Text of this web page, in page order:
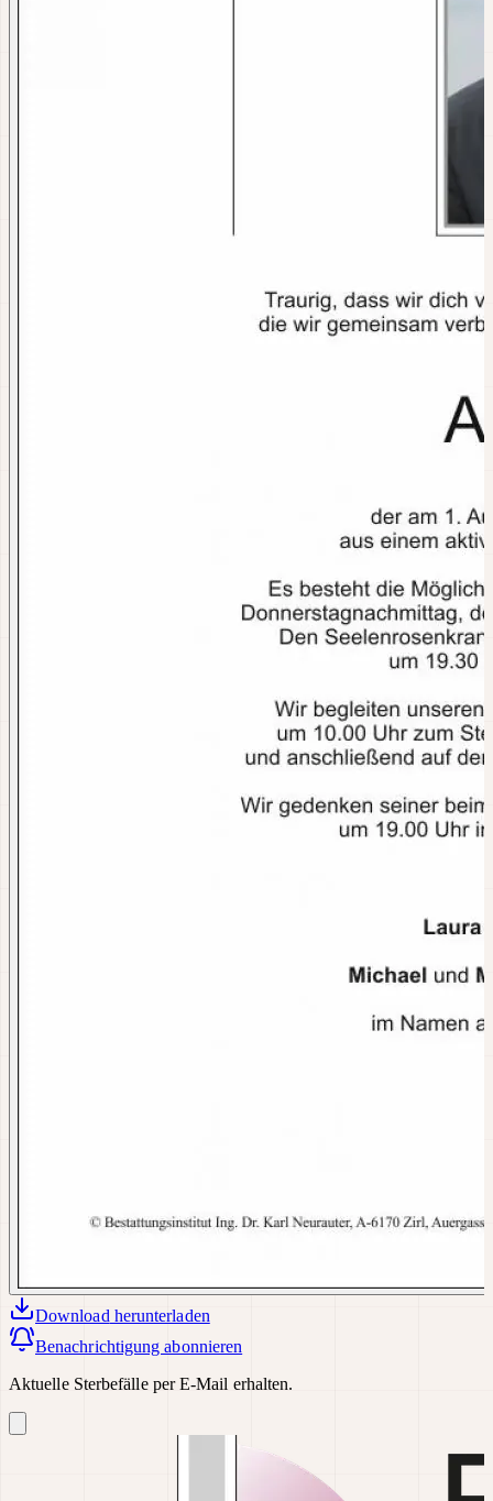
Download herunterladen
Benachrichtigung abonnieren
Aktuelle Sterbefälle per E-Mail erhalten.